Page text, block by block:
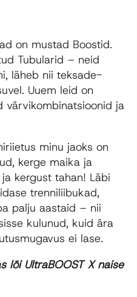
on mustad Boostid.
Tubularid – neid
läheb nii teksade-
Uuem leid on
värvikombinatsioonid ja
minu jaoks on
kerge maika ja
kergust tahan! Läbi
trenniliibukad,
palju aastaid – nii
kulunud, kuid ära
ei lase.
lõi UltraBOOST X naise